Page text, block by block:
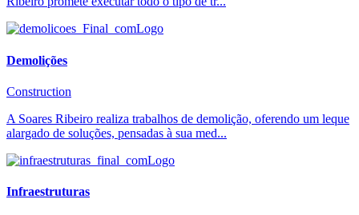
Demolições
Construction
A Soares Ribeiro realiza trabalhos de demolição, oferendo um leque
alargado de soluções, pensadas à sua med...
Infraestruturas